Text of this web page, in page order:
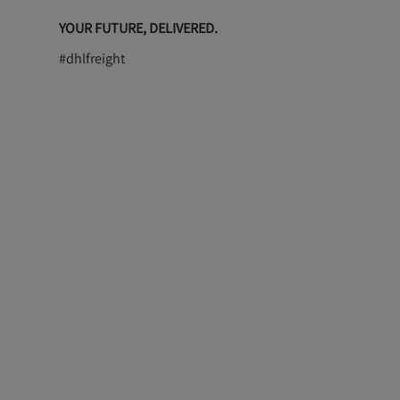
YOUR FUTURE, DELIVERED.
#dhlfreight